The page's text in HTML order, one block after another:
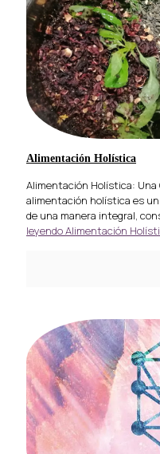
Alimentación Holística
Alimentación Holística: Una
alimentación holística es
de una manera integral,
leyendoAlimentación